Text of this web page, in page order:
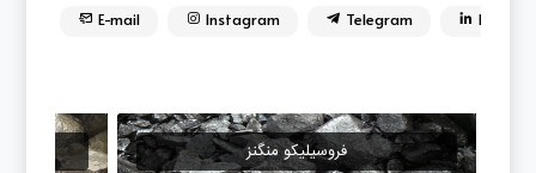
E-mail Instagram Telegram Linkedin
فروسیلیکو منگنز